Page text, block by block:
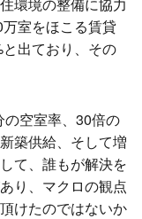
室をほこる賃貸
出ており、その
の空室率、30倍の
築供給、そして増
て、誰もが解決を
り、マクロの観点
けたのではないか